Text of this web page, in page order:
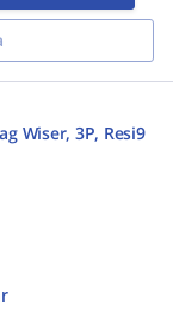
Wiser, 3P, Resi9